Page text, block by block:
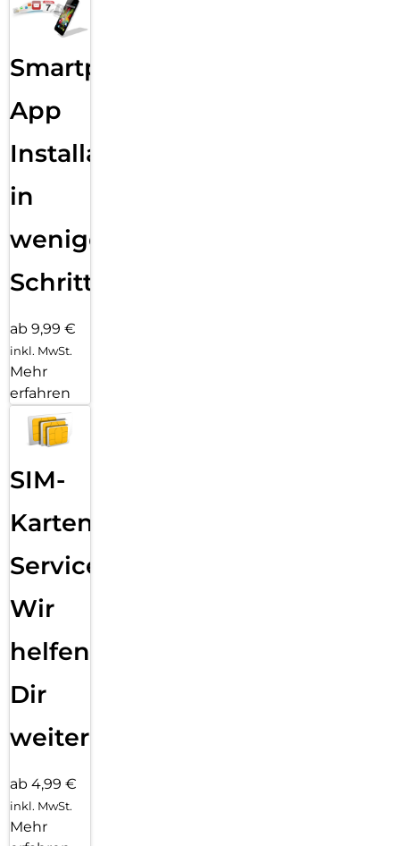
Smartphone
App
Installation
in
wenigen
Schritten
ab 9,99 €
inkl. MwSt.
Mehr
erfahren
SIM-
Karten
Service:
Wir
helfen
Dir
weiter
ab 4,99 €
inkl. MwSt.
Mehr